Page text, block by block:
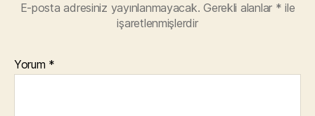
E-posta adresiniz yayınlanmayacak. Gerekli alanlar * ile
işaretlenmişlerdir
Yorum *